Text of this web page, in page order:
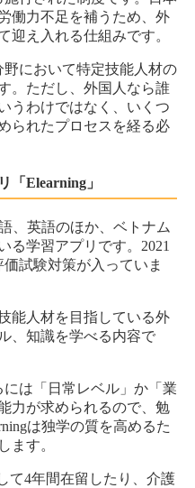
働力不足を補うため、外
迎え入れる仕組みです。
野において特定技能人材の
。ただし、外国人なら誰
うわけではなく、いくつ
られたプロセスを経る必
「Elearning」
、英語のほか、ベトナム
る学習アプリです。2021
試験対策が入っていま
能人材を目指している外
、知識を学べる内容で
は「日常レベル」か「業
力が求められるので、勉
は独学の質を高めるた
ます。
て4年間在留したり、介護